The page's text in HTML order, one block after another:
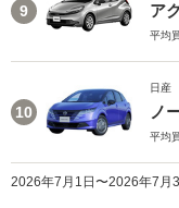
9 ア
平均
10
日産
ノ
平均
2026年7月1日〜2026年7月